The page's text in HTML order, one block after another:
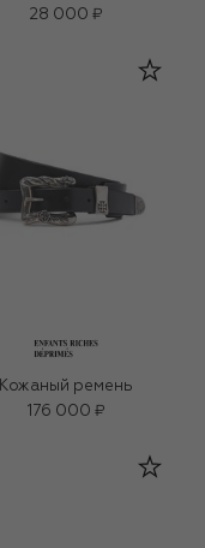
28 000 ₽
Кожаный ремень
176 000 ₽